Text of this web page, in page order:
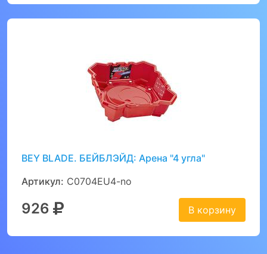
BEY BLADE. БЕЙБЛЭЙД: Арена "4 угла"
Артикул: C0704EU4-no
926 В корзину